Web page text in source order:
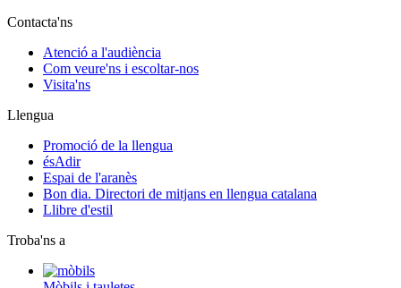
Contacta'ns
Atenció a l'audiència
Com veure'ns i escoltar-nos
Visita'ns
Llengua
Promoció de la llengua
ésAdir
Espai de l'aranès
Bon dia. Directori de mitjans en llengua catalana
Llibre d'estil
Troba'ns a